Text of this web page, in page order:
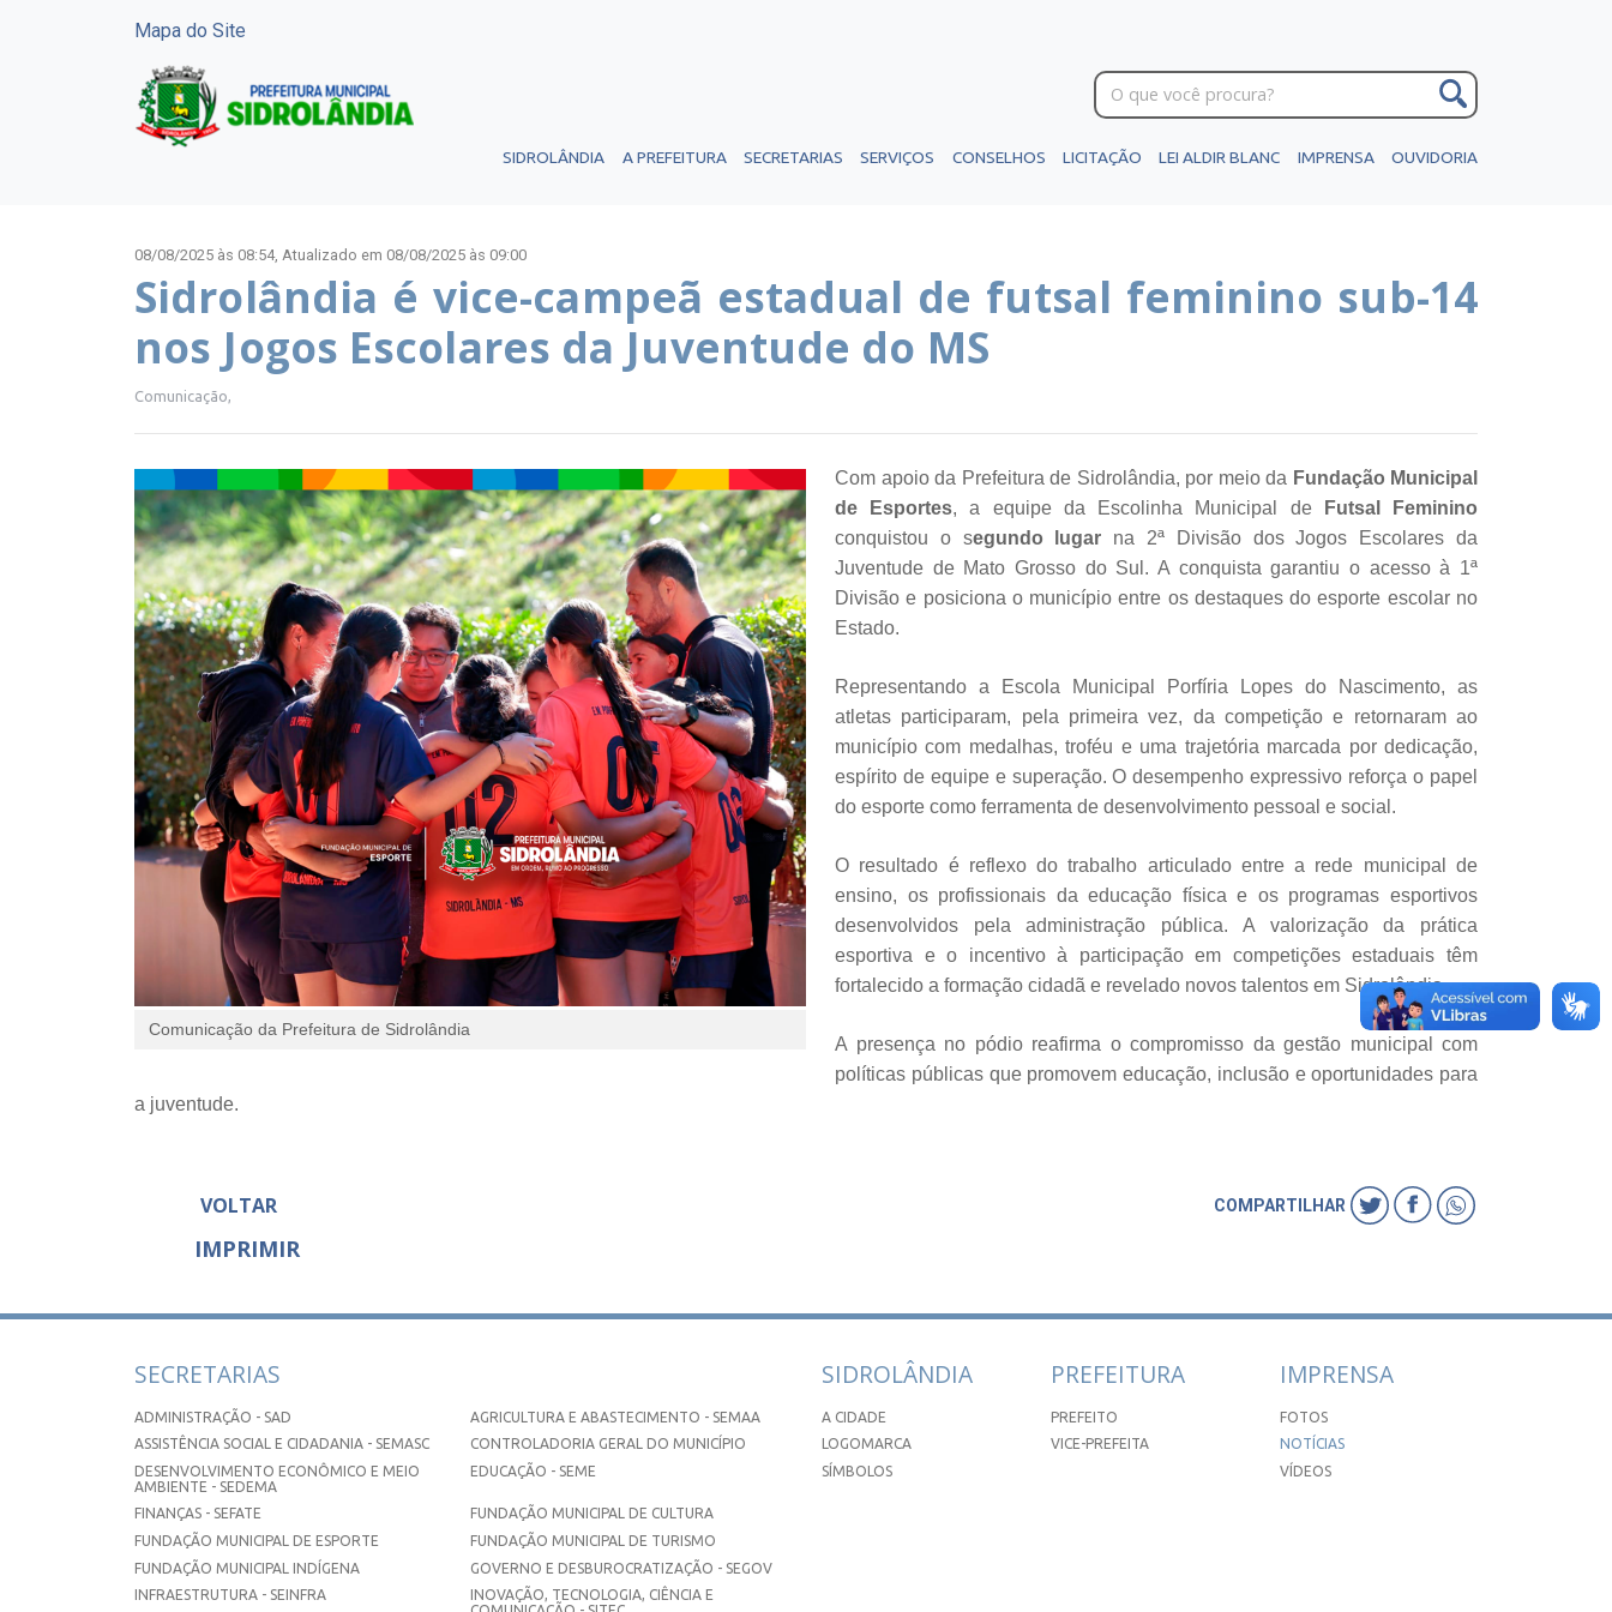
Mapa do Site
SIDROLÂNDIA A PREFEITURA SECRETARIAS SERVIÇOS CONSELHOS LICITAÇÃO LEI ALDIR BLANC IMPRENSA OUVIDORIA
08/08/2025 às 08:54, Atualizado em 08/08/2025 às 09:00
Sidrolândia é vice-campeã estadual de futsal feminino sub-14
nos Jogos Escolares da Juventude do MS
Comunicação,
Comunicação da Prefeitura de Sidrolândia
Com apoio da Prefeitura de Sidrolândia, por meio da Fundação Municipal
de Esportes, a equipe da Escolinha Municipal de
Futsal Feminino
conquistou o segundo lugar na 2ª Divisão dos Jogos Escolares da
Juventude de Mato Grosso do Sul. A conquista garantiu o acesso à 1ª
Divisão e posiciona o município entre os destaques do esporte escolar no
Estado.
Representando a Escola Municipal Porfíria Lopes do Nascimento, as
atletas participaram, pela primeira vez, da competição e retornaram ao
município com medalhas, troféu e uma trajetória marcada por dedicação,
espírito de equipe e superação. O desempenho expressivo reforça o papel
do esporte como ferramenta de desenvolvimento pessoal e social.
O resultado é reflexo do trabalho articulado entre a rede municipal de
ensino, os profissionais da educação física e os programas esportivos
desenvolvidos pela administração pública. A valorização da prática
esportiva e o incentivo à participação em competições estaduais têm
fortalecido a formação cidadã e revelado novos talentos em Sidrolândia.
A presença no pódio reafirma o compromisso da gestão municipal com
políticas públicas que promovem educação, inclusão e oportunidades para
a juventude.
VOLTAR
IMPRIMIR
COMPARTILHAR
SECRETARIAS
ADMINISTRAÇÃO - SAD
AGRICULTURA E ABASTECIMENTO - SEMAA
ASSISTÊNCIA SOCIAL E CIDADANIA - SEMASC
CONTROLADORIA GERAL DO MUNICÍPIO
DESENVOLVIMENTO ECONÔMICO E MEIO
AMBIENTE - SEDEMA
EDUCAÇÃO - SEME
FINANÇAS - SEFATE
FUNDAÇÃO MUNICIPAL DE CULTURA
FUNDAÇÃO MUNICIPAL DE ESPORTE
FUNDAÇÃO MUNICIPAL DE TURISMO
FUNDAÇÃO MUNICIPAL INDÍGENA
GOVERNO E DESBUROCRATIZAÇÃO - SEGOV
INFRAESTRUTURA - SEINFRA
INOVAÇÃO, TECNOLOGIA, CIÊNCIA E
SIDROLÂNDIA
A CIDADE
LOGOMARCA
SÍMBOLOS
PREFEITURA
PREFEITO
VICE-PREFEITA
IMPRENSA
FOTOS
NOTÍCIAS
VÍDEOS